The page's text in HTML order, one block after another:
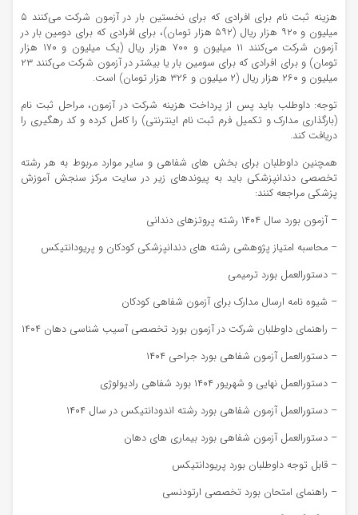
هزینه ثبت نام برای افرادی که برای نخستین بار در آزمون شرکت می‌کنند ۵
میلیون و ۹۲۰ هزار ریال (۵۹۲ هزار تومان)، برای افرادی که برای دومین بار در
آزمون شرکت می‌کنند ۱۱ میلیون و ۷۰۰ هزار ریال (یک میلیون و ۱۷۰ هزار
تومان) و برای افرادی که برای سومین بار یا بیشتر در آزمون شرکت می‌کنند ۲۳
میلیون و ۲۶۰ هزار ریال (۲ میلیون و ۳۲۶ هزار تومان) است.
توجه: داوطلب باید پس از پرداخت هزینه شرکت در آزمون، مراحل ثبت نام
(بارگذاری مدارک و تکمیل فرم ثبت نام اینترنتی) را کامل کرده و کد رهگیری را
دریافت کند.
همچنین داوطلبان برای بخش های شفاهی و سایر موارد مربوط به هر رشته
تخصصی دندانپزشکی باید به پیوندهای زیر در سایت مرکز سنجش آموزش
پزشکی مراجعه کنند:
– آزمون بورد سال ۱۴۰۴ رشته پروتزهای دندانی
– محاسبه امتیاز پژوهشی رشته های دندانپزشکی کودکان و پریودانتیکس
– دستورالعمل بورد ترمیمی
– شیوه نامه ارسال مدارک برای آزمون شفاهی کودکان
– راهنمای داوطلبان شرکت در آزمون بورد تخصصی آسیب شناسی دهان ۱۴۰۴
– دستورالعمل آزمون شفاهی بورد جراحی ۱۴۰۴
– دستورالعمل نهایی و شهریور ۱۴۰۴ بورد شفاهی رادیولوژی
– دستورالعمل آزمون شفاهی بورد رشته اندودانتیکس در سال ۱۴۰۴
– دستورالعمل آزمون شفاهی بورد بیماری های دهان
– قابل توجه داوطلبان بورد پریودانتیکس
– راهنمای امتحان بورد تخصصی ارتودنسی